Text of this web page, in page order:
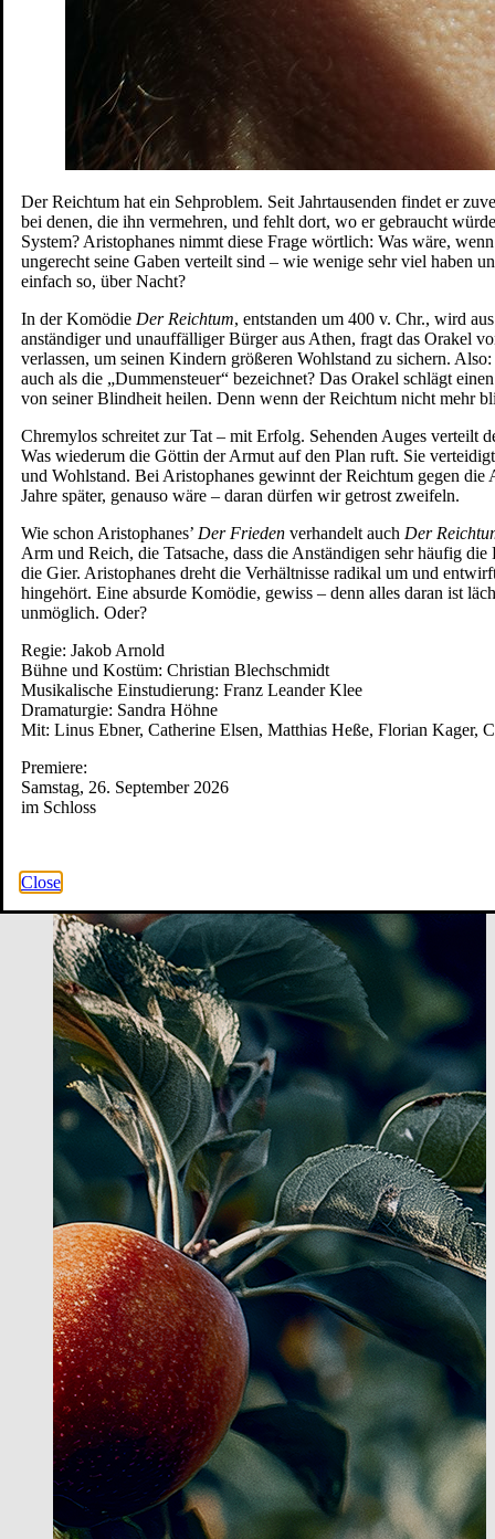
Der Reichtum hat ein Sehproblem. Seit Jahrtausenden findet er
bei denen, die ihn vermehren, und fehlt dort, wo er gebraucht
System? Aristophanes nimmt diese Frage wörtlich: Was wäre,
ungerecht seine Gaben verteilt sind – wie wenige sehr viel haben
einfach so, über Nacht?
In der Komödie Der Reichtum, entstanden um 400 v. Chr., wird
anständiger und unauffälliger Bürger aus Athen, fragt das Orakel
verlassen, um seinen Kindern größeren Wohlstand zu sichern.
auch als die „Dummensteuer“ bezeichnet? Das Orakel schlägt
von seiner Blindheit heilen. Denn wenn der Reichtum nicht mehr
Chremylos schreitet zur Tat – mit Erfolg. Sehenden Auges verteilt
Was wiederum die Göttin der Armut auf den Plan ruft. Sie
und Wohlstand. Bei Aristophanes gewinnt der Reichtum gegen
Jahre später, genauso wäre – daran dürfen wir getrost zweifeln.
Wie schon Aristophanes’ Der Frieden verhandelt auch Der
Arm und Reich, die Tatsache, dass die Anständigen sehr häufig
die Gier. Aristophanes dreht die Verhältnisse radikal um und
hingehört. Eine absurde Komödie, gewiss – denn alles daran ist
unmöglich. Oder?
Regie: Jakob Arnold
Bühne und Kostüm: Christian Blechschmidt
Musikalische Einstudierung: Franz Leander Klee
Dramaturgie: Sandra Höhne
Mit: Linus Ebner, Catherine Elsen, Matthias Heße, Florian Kager,
Premiere:
Samstag, 26. September 2026
im Schloss
Close